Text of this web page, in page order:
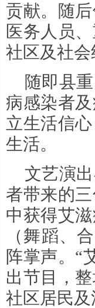
贡献。随
医务人员
社区及社
随即县
病感染者
立生活信
生活。
文艺演
者带来的
中获得艾
（舞蹈、
阵掌声。“
出节目，
社区居民